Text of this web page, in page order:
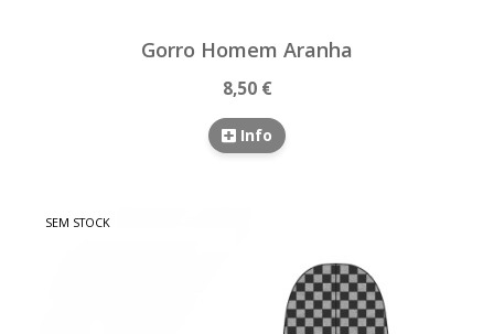
Gorro Homem Aranha
8,50 €
Info
SEM STOCK